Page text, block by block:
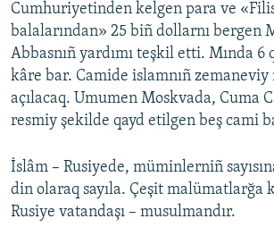
Cumhuriyetinden kelgen para ve
balalarından» 25 biñ dollarnı bergen
Abbasnıñ yardımı teşkil etti. Mında
kâre bar. Camide islamnıñ zemaneviy
açılacaq. Umumen Moskvada, Cuma
resmiy şekilde qayd etilgen beş cami
İslâm – Rusiyede, müminlerniñ
din olaraq sayıla. Çeşit malümatlarğa
Rusiye vatandaşı – musulmandır.